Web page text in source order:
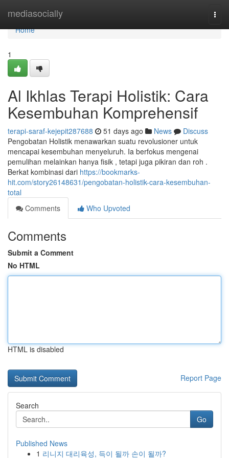
mediasocially
Home
Home
1
Al Ikhlas Terapi Holistik: Cara
Kesembuhan Komprehensif
terapi-saraf-kejepit287688 51 days ago News
Discuss
Pengobatan Holistik menawarkan suatu revolusioner untuk
mencapai kesembuhan menyeluruh. Ia berfokus mengenai
pemulihan melainkan hanya fisik , tetapi juga pikiran dan roh .
Berkat kombinasi dari https://bookmarks-
hit.com/story26148631/pengobatan-holistik-cara-kesembuhan-
total
Comments
Who Upvoted
Comments
Submit a Comment
No HTML
HTML is disabled
Report Page
Search
Go
Published News
1 리니지 대리육성, 득이 될까 손이 될까?